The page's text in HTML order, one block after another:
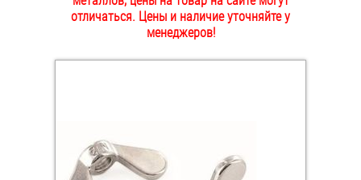
ОПЛАТА И ДОСТАВКА
НАШИ МАГАЗИНЫ
Дюймовый крепёж
отличаться. Цены и наличие уточняйте у
менеджеров!